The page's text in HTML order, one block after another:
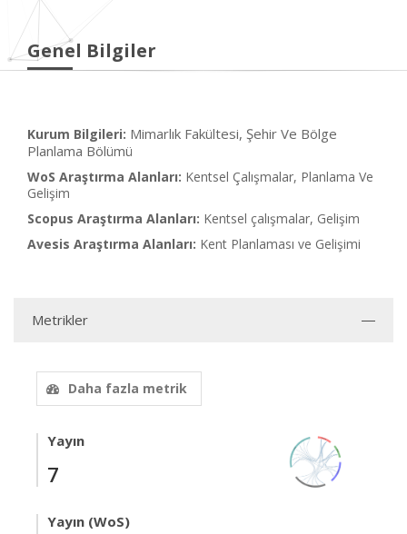
Genel Bilgiler
Kurum Bilgileri: Mimarlık Fakültesi, Şehir Ve Bölge
Planlama Bölümü
WoS Araştırma Alanları: Kentsel Çalışmalar, Planlama Ve
Gelişim
Scopus Araştırma Alanları: Kentsel çalışmalar, Gelişim
Avesis Araştırma Alanları: Kent Planlaması ve Gelişimi
Metrikler
Daha fazla metrik
Yayın
7
Yayın (WoS)